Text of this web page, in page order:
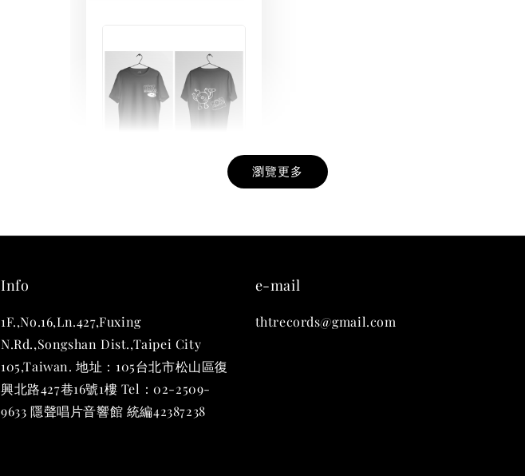
THT 九週年紀念 T-
瀏覽更多
Info
1F.,No.16,Ln.427,Fuxing
N.Rd.,Songshan Dist.,Taipei City
105,Taiwan. 地址：105台北市松山區復
興北路427巷16號1樓 Tel：02-2509-
9633 隱聲唱片音響館 統編42387238
e-mail
thtrecords@gmail.com